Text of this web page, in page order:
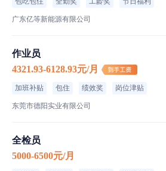
广东亿等新能源有限公司
作业员
4321.93-6128.93元/月
加班补贴 包住 绩效奖 岗位津贴
东莞市德阳实业有限公司
全检员
5000-6500元/月